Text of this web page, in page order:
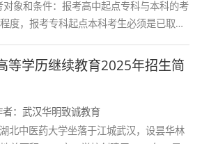
电子信息工程
工学
象和条件：报考高中起点专科与本科的考
度，报考专科起点本科考生必须是已取得
书的人
等学历继续教育2025年招生简
者：武汉华明致诚教育
北中医药大学坐落于江城武汉，设昙华林